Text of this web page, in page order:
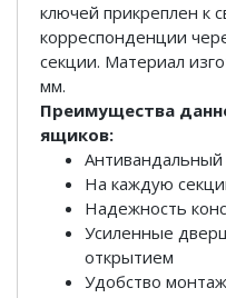
ключей прикреплен к
корреспонденции
секции. Материал
мм.
Преимущества
ящиков:
Антивандальный
На каждую
Надежность
Усиленные
открытием
Удобство